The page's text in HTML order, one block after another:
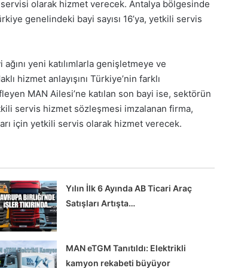
olarak hizmet verecek. Antalya bölgesinde
genelindeki bayi sayısı 16’ya, yetkili servis
yeni katılımlarla genişletmeye ve
hizmet anlayışını Türkiye’nin farklı
MAN Ailesi’ne katılan son bayi ise, sektörün
servis hizmet sözleşmesi imzalanan firma,
için yetkili servis olarak hizmet verecek.
Yılın İlk 6 Ayında AB Ticari Araç
Satışları Artışta…
MAN eTGM Tanıtıldı: Elektrikli
kamyon rekabeti büyüyor